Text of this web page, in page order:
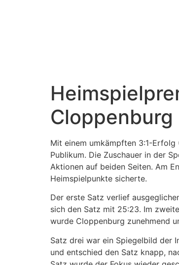
Cloppenburg
Mit einem umkämpften 3:1-
Publikum. Die Zuschauer in der
Aktionen auf beiden Seiten. Am
Heimspielpunkte sicherte.
Der erste Satz verlief
sich den Satz mit 25:23. Im
wurde Cloppenburg zunehmend
Satz drei war ein Spiegelbild der
und entschied den Satz knapp,